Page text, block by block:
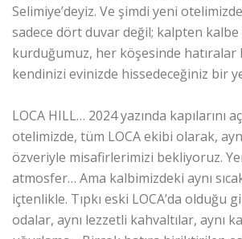
Selimiye’deyiz. Ve şimdi yeni
sadece dört duvar değil; kalpten
kurduğumuz, her köşesinde
kendinizi evinizde hissedeceğiniz bir
LOCA HILL… 2024 yazında kapılarını
otelimizde, tüm LOCA ekibi olarak,
özveriyle misafirlerimizi bekliyoruz.
atmosfer… Ama kalbimizdeki aynı
içtenlikle. Tıpkı eski LOCA’da olduğu
odalar, aynı lezzetli kahvaltılar, aynı